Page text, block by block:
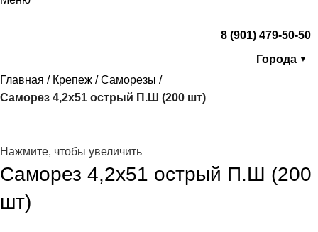
8 (901) 479-50-50
Города ▼
Главная Крепеж
Саморезы
Саморез 4,2х51 острый П.Ш (200 шт)
Нажмите, чтобы увеличить
Саморез 4,2х51 острый П.Ш (200
шт)